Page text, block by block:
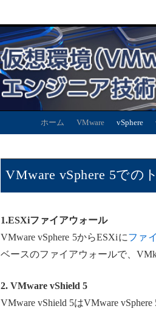
ホーム VMware vSphere
VMware vSphere 5での
1.ESXiファイアウォール
VMware vSphere 5からESXiにファ
ベースのファイアウォールで、
2. VMware vShield 5
VMware vShield 5はVMware